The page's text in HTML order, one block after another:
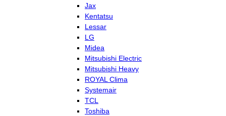
Jax
Kentatsu
Lessar
LG
Midea
Mitsubishi Electric
Mitsubishi Heavy
ROYAL Clima
Systemair
TCL
Toshiba